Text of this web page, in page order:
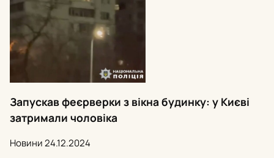
Запускав феєрверки з вікна будинку: у Києві
затримали чоловіка
Новини24.12.2024